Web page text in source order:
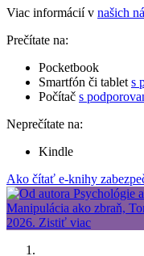
Viac informácií v našich
Prečítate na:
Pocketbook
Smartfón či tablet s
Počítač s
Neprečítate na:
Kindle
Ako čítať e-knihy